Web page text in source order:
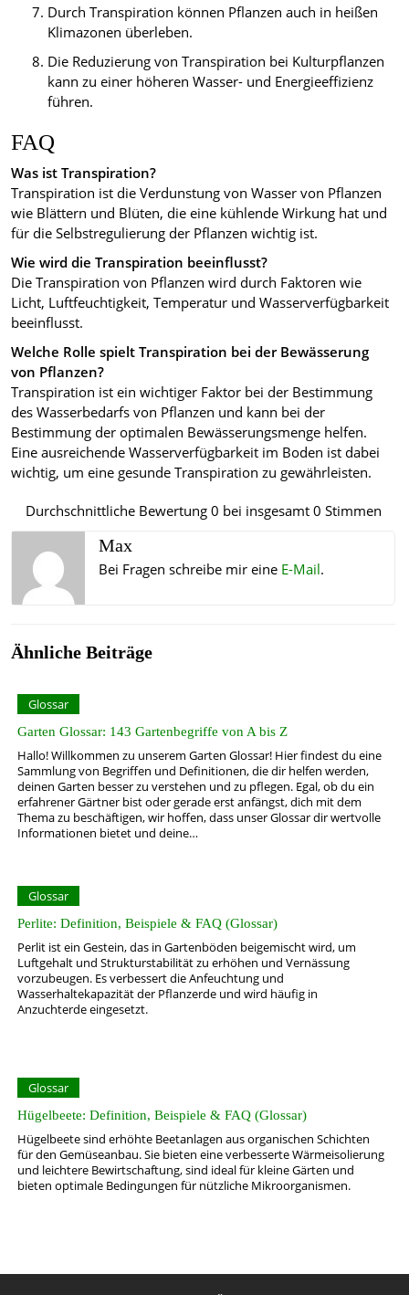
Durch Transpiration können Pflanzen auch in heißen
Klimazonen überleben.
Die Reduzierung von Transpiration bei Kulturpflanzen
kann zu einer höheren Wasser- und Energieeffizienz
führen.
FAQ
Was ist Transpiration?
Transpiration ist die Verdunstung von Wasser von Pflanzen
wie Blättern und Blüten, die eine kühlende Wirkung hat und
für die Selbstregulierung der Pflanzen wichtig ist.
Wie wird die Transpiration beeinflusst?
Die Transpiration von Pflanzen wird durch Faktoren wie
Licht, Luftfeuchtigkeit, Temperatur und Wasserverfügbarkeit
beeinflusst.
Welche Rolle spielt Transpiration bei der Bewässerung
von Pflanzen?
Transpiration ist ein wichtiger Faktor bei der Bestimmung
des Wasserbedarfs von Pflanzen und kann bei der
Bestimmung der optimalen Bewässerungsmenge helfen.
Eine ausreichende Wasserverfügbarkeit im Boden ist dabei
wichtig, um eine gesunde Transpiration zu gewährleisten.
Durchschnittliche Bewertung0 bei insgesamt0 Stimmen
Max
Bei Fragen schreibe mir eine E-Mail.
Ähnliche Beiträge
Glossar
Garten Glossar: 143 Gartenbegriffe von A bis Z
Hallo! Willkommen zu unserem Garten Glossar! Hier findest du eine
Sammlung von Begriffen und Definitionen, die dir helfen werden,
deinen Garten besser zu verstehen und zu pflegen. Egal, ob du ein
erfahrener Gärtner bist oder gerade erst anfängst, dich mit dem
Thema zu beschäftigen, wir hoffen, dass unser Glossar dir wertvolle
Informationen bietet und deine…
Glossar
Perlite: Definition, Beispiele & FAQ (Glossar)
Perlit ist ein Gestein, das in Gartenböden beigemischt wird, um
Luftgehalt und Strukturstabilität zu erhöhen und Vernässung
vorzubeugen. Es verbessert die Anfeuchtung und
Wasserhaltekapazität der Pflanzerde und wird häufig in
Anzuchterde eingesetzt.
Glossar
Hügelbeete: Definition, Beispiele & FAQ (Glossar)
Hügelbeete sind erhöhte Beetanlagen aus organischen Schichten
für den Gemüseanbau. Sie bieten eine verbesserte Wärmeisolierung
und leichtere Bewirtschaftung, sind ideal für kleine Gärten und
bieten optimale Bedingungen für nützliche Mikroorganismen.